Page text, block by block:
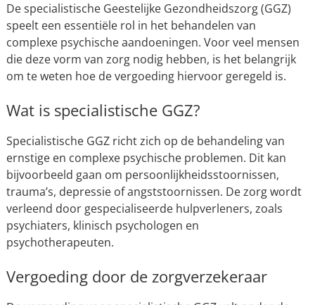
De specialistische Geestelijke Gezondheidszorg (GGZ)
speelt een essentiële rol in het behandelen van
complexe psychische aandoeningen. Voor veel mensen
die deze vorm van zorg nodig hebben, is het belangrijk
om te weten hoe de vergoeding hiervoor geregeld is.
Wat is specialistische GGZ?
Specialistische GGZ richt zich op de behandeling van
ernstige en complexe psychische problemen. Dit kan
bijvoorbeeld gaan om persoonlijkheidsstoornissen,
trauma’s, depressie of angststoornissen. De zorg wordt
verleend door gespecialiseerde hulpverleners, zoals
psychiaters, klinisch psychologen en
psychotherapeuten.
Vergoeding door de zorgverzekeraar